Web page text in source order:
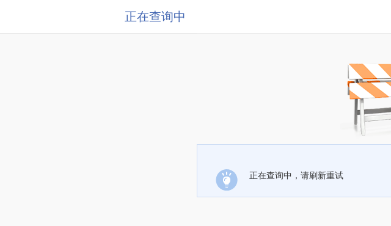
正在查询中
正在查询中，请刷新重试